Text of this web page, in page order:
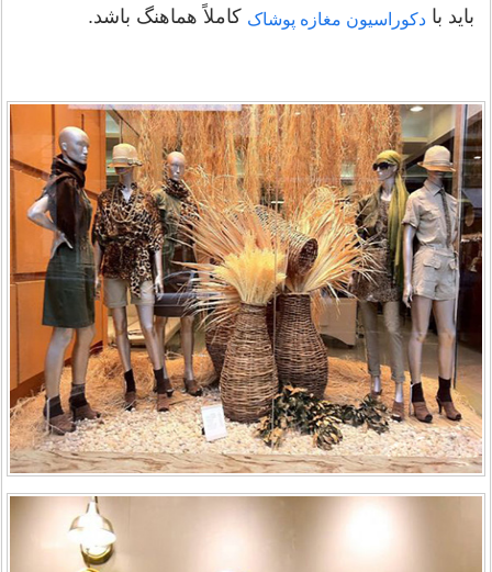
باید با دکوراسیون مغازه پوشاک کاملاً هماهنگ باشد.